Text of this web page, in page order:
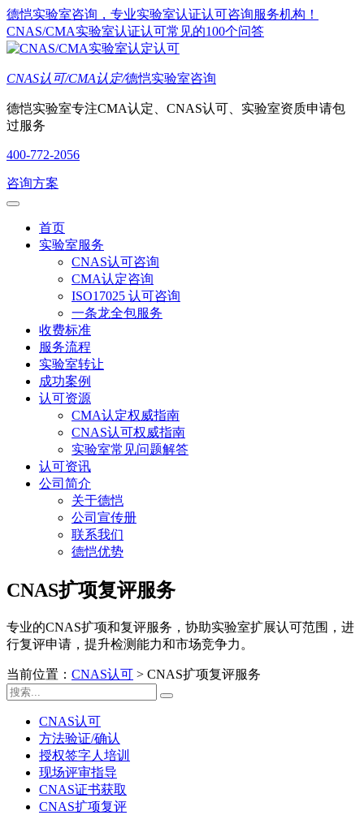
德恺实验室咨询，专业实验室认证认可咨询服务机构！
CNAS/CMA实验室认证认可常见的100个问答
CNAS认可/CMA认定/德恺实验室咨询
德恺实验室专注CMA认定、CNAS认可、实验室资质申请包
过服务
400-772-2056
咨询方案
首页
实验室服务
CNAS认可咨询
CMA认定咨询
ISO17025 认可咨询
一条龙全包服务
收费标准
服务流程
实验室转让
成功案例
认可资源
CMA认定权威指南
CNAS认可权威指南
实验室常见问题解答
认可资讯
公司简介
关于德恺
公司宣传册
联系我们
德恺优势
CNAS扩项复评服务
专业的CNAS扩项和复评服务，协助实验室扩展认可范围，进
行复评申请，提升检测能力和市场竞争力。
当前位置： CNAS认可 > CNAS扩项复评服务
CNAS认可
方法验证/确认
授权签字人培训
现场评审指导
CNAS证书获取
CNAS扩项复评